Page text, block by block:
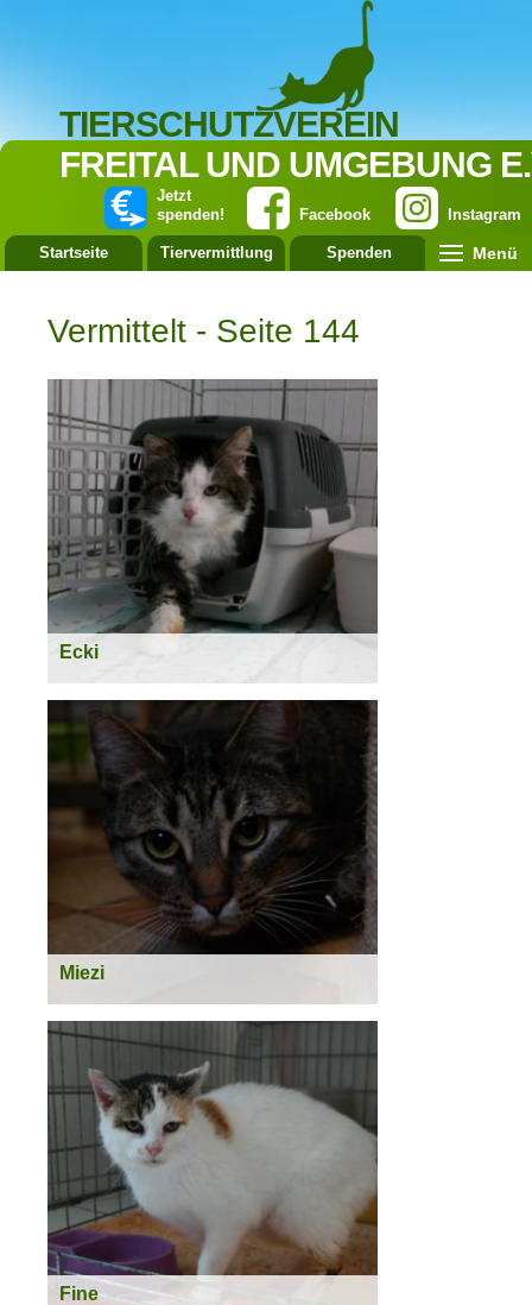
TIERSCHUTZVEREIN
FREITAL UND UMGEBUNG
Instagram
Facebook
Jetzt
spenden!
Startseite Tiervermittlung Spenden Menü
Vermittelt - Seite 144
Ecki
Geschlecht:
Kastriert: Ja
Rasse:
Norweger - Mix
Status: vermittelt
Weiterlesen >
Miezi
Geschlecht:
Rasse:EHK
Weiterlesen >
Fine